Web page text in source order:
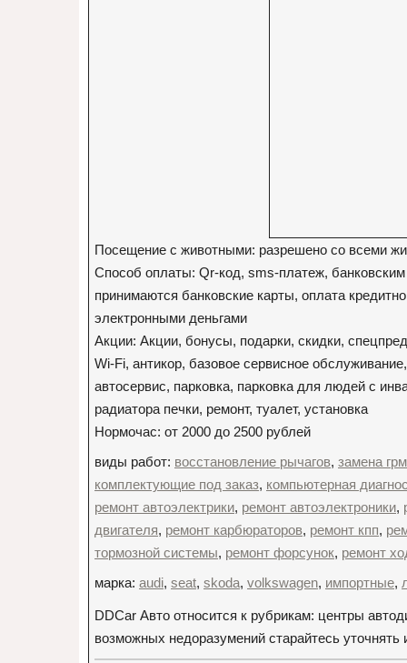
Посещение с животными: разрешено со всеми
Способ оплаты: Qr-код, sms-платеж,
принимаются банковские карты, оплата
электронными деньгами
Акции: Акции, бонусы, подарки, скидки,
Wi-Fi, антикор, базовое сервисное
автосервис, парковка, парковка для людей с
радиатора печки, ремонт, туалет, установка
Нормочас: от 2000 до 2500 рублей
виды работ: восстановление рычагов, замена грм
комплектующие под заказ, компьютерная
ремонт автоэлектрики, ремонт автоэлектроники,
двигателя, ремонт карбюраторов, ремонт кпп,
тормозной системы, ремонт форсунок, ремонт
марка: audi, seat, skoda, volkswagen, импортные,
DDCar Авто относится к рубрикам: центры
возможных недоразумений старайтесь